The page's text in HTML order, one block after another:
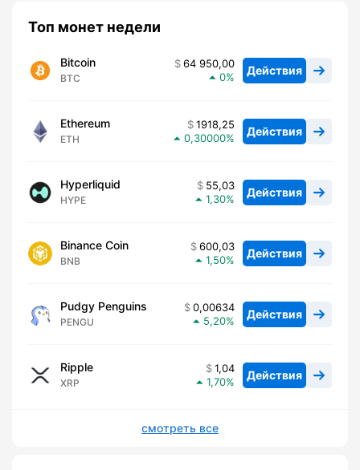
Топ монет недели
Bitcoin
BTC
64 950,00
0
Действия
Ethereum
ETH
1918,25
0,30000
Действия
Hyperliquid
HYPE
55,03
1,30
Действия
Binance Coin
BNB
600,03
1,50
Действия
Pudgy Penguins
PENGU
0,00634
5,20
Действия
Ripple
XRP
1,04
1,70
Действия
смотреть все